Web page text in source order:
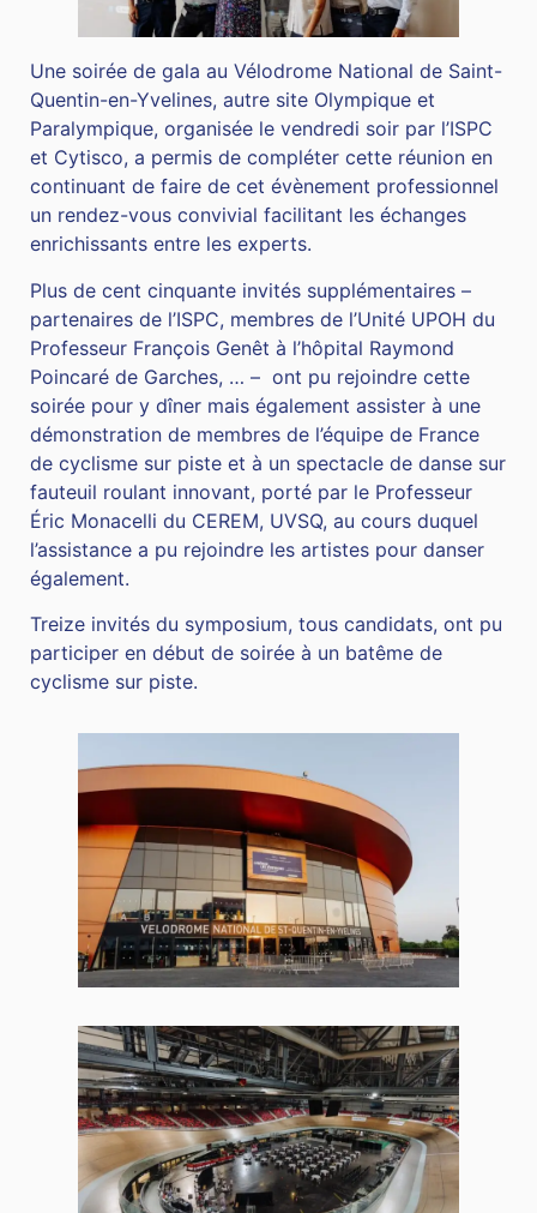
Une soirée de gala au Vélodrome National de Saint-
Quentin-en-Yvelines, autre site Olympique et
Paralympique, organisée le vendredi soir par l’ISPC
et Cytisco, a permis de compléter cette réunion en
continuant de faire de cet évènement professionnel
un rendez-vous convivial facilitant les échanges
enrichissants entre les experts.
Plus de cent cinquante invités supplémentaires –
partenaires de l’ISPC, membres de l’Unité UPOH du
Professeur François Genêt à l’hôpital Raymond
Poincaré de Garches, … – ont pu rejoindre cette
soirée pour y dîner mais également assister à une
démonstration de membres de l’équipe de France
de cyclisme sur piste et à un spectacle de danse sur
fauteuil roulant innovant, porté par le Professeur
Éric Monacelli du CEREM, UVSQ, au cours duquel
l’assistance a pu rejoindre les artistes pour danser
également.
Treize invités du symposium, tous candidats, ont pu
participer en début de soirée à un batême de
cyclisme sur piste.